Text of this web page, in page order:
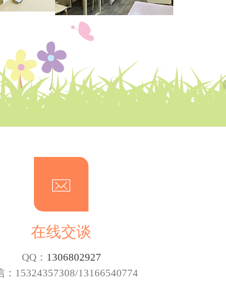
在线交谈
QQ： 1306802927
：15324357308‬/13166540774